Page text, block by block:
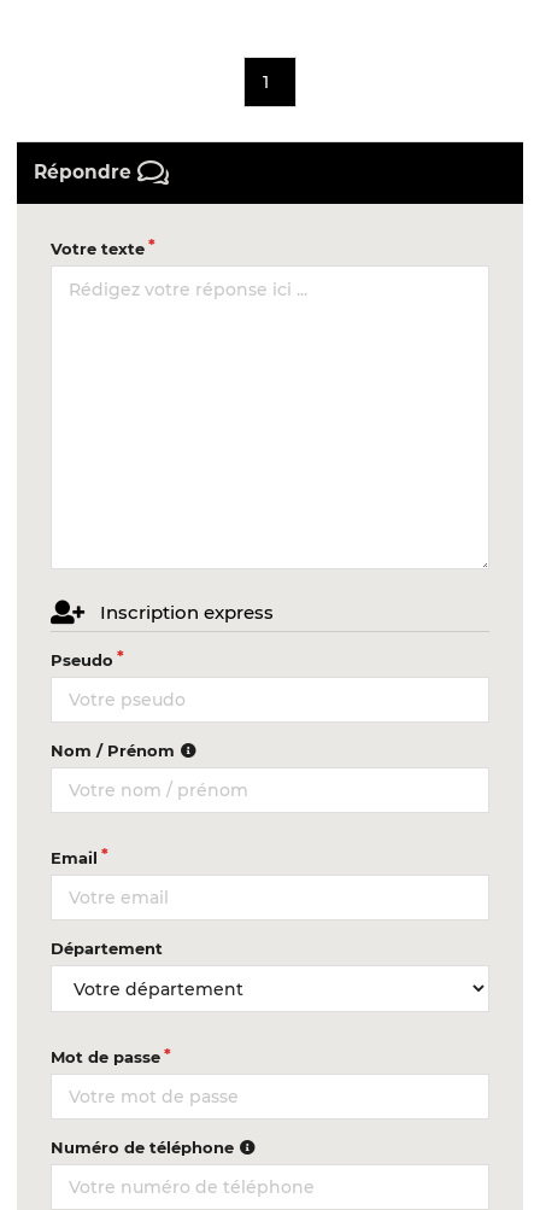
1
Répondre
Votre texte
Inscription express
Pseudo
Nom / Prénom
Email
Département
Mot de passe
Numéro de téléphone